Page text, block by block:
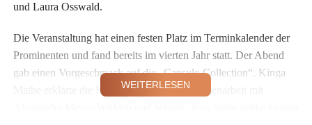
und Laura Osswald.
Die Veranstaltung hat einen festen Platz im Terminkalender der
Prominenten und fand bereits im vierten Jahr statt. Der Abend
gab einen Vorgeschmack auf die „Capsule-Collection“. Kinga
Mathe erklärte die Hintergründe der Zusammenarbeit mit
WEITERLESEN